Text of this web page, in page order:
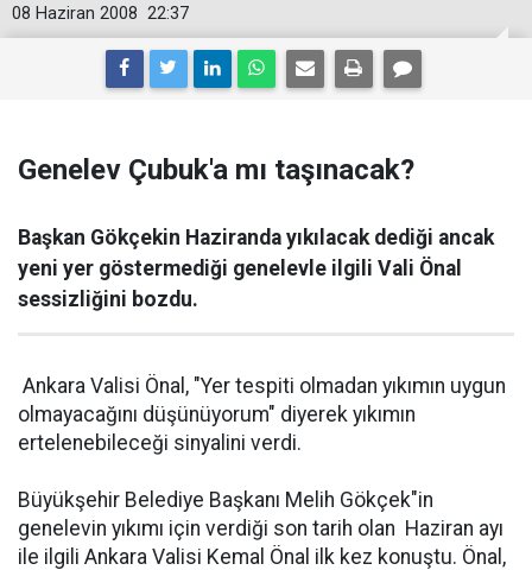
22:37
08 Haziran 2008
Genelev Çubuk'a mı taşınacak?
Başkan Gökçekin Haziranda yıkılacak dediği ancak
yeni yer göstermediği genelevle ilgili Vali Önal
sessizliğini bozdu.
Ankara Valisi Önal, "Yer tespiti olmadan yıkımın uygun
olmayacağını düşünüyorum" diyerek yıkımın
ertelenebileceği sinyalini verdi.
Büyükşehir Belediye Başkanı Melih Gökçek"in
genelevin yıkımı için verdiği son tarih olan Haziran ayı
ile ilgili Ankara Valisi Kemal Önal ilk kez konuştu. Önal,